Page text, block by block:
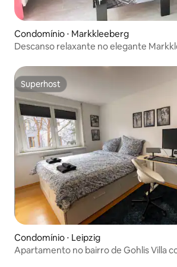
Condomínio ⋅ Markkleeberg
Descanso relaxante no elegante
Superhost
Superhost
Condomínio ⋅ Leipzig
Apartamento no bairro de Gohlis Villa